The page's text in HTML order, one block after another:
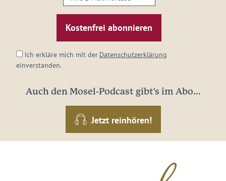
E-
Mail-
Adresse:
Ich erkläre mich mit der Datenschutzerklärung
einverstanden.
Auch den Mosel-Podcast gibt's im Abo...
Jetzt reinhören!